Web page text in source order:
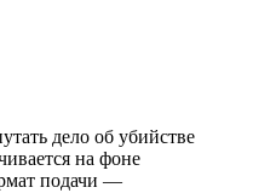
дело об убийстве
на фоне
подачи —